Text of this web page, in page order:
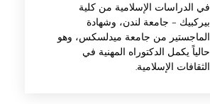
في الدراسات الإسلامية من كلية
بيركبيك – جامعة لندن، وشهادة
الماجستير من جامعة ميدلسكس، وهو
حالياً يكمل الدكتوراه المهنية في
الثقافات الإسلامية.